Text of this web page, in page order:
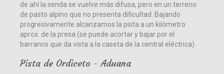
de ahí la senda se vuelve más difusa, pero en un terreno
de pasto alpino que no presenta dificultad. Bajando
progresivamente alcanzamos la pista a un kilómetro
aprox. de la presa (se puede acortar y bajar por el
barranco que da vista a la caseta de la central eléctrica).
Pista de Ordiceto - Aduana